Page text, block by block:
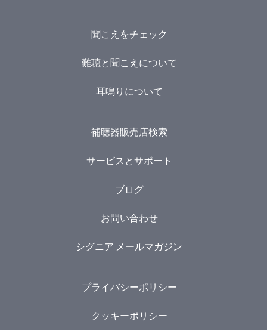
聞こえをチェック
難聴と聞こえについて
耳鳴りについて
補聴器販売店検索
サービスとサポート
ブログ
お問い合わせ
シグニア メールマガジン
プライバシーポリシー
クッキーポリシー